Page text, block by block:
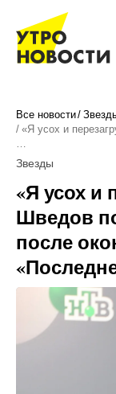
Все новости
«Я усох и
…
Звезды
«Я усох и
Шведов
после